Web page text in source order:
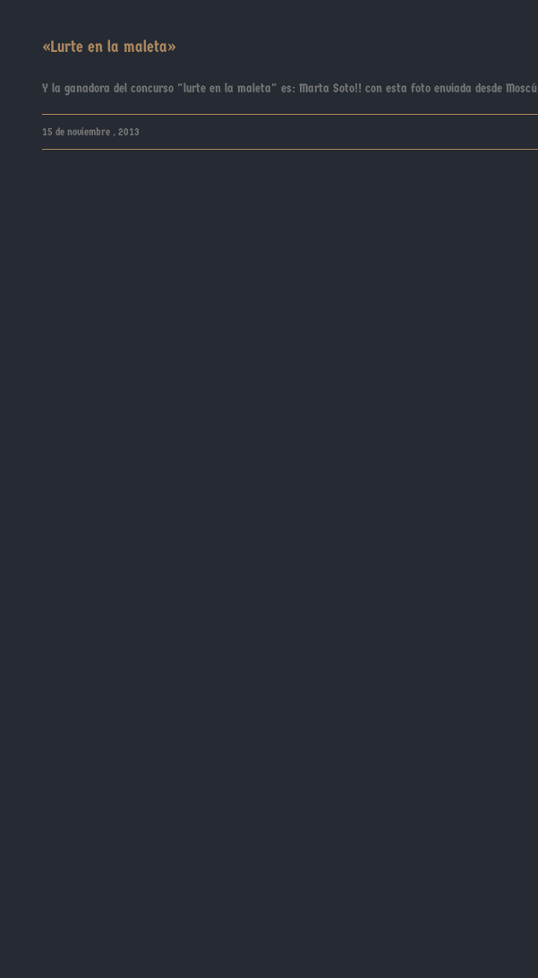
«Lurte en la maleta»
Y la ganadora del concurso "lurte en la maleta" es: Marta Soto!! con esta foto enviada desde
15 de noviembre , 2013